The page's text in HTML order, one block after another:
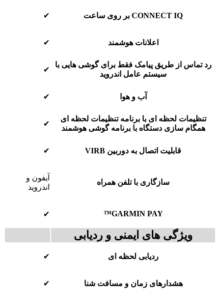
CONNECT IQ بر روی ساعت ✔
اعلانات هوشمند ✔
رد تماس از طریق پیامکفقط برای گوشی هایی با
سیستم عامل اندروید
✔
آب و هوا ✔
تنظیمات لحظه ای با برنامهتنظیمات لحظه ای
همگام سازی دستگاه با برنامه گوشی هوشمند
✔
قابلیت اتصال به دوربین VIRB ✔
سازگاری با تلفن همراه
آیفون و
اندروید
GARMIN PAY™
✔
ویژگی های ایمنی و ردیابی
ردیابی لحظه ای ✔
هشدارهای زمان و مسافت شنا ✔